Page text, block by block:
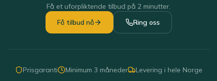
Få et uforpliktende tilbud på 2 minutter.
Få tilbud nå
Ring oss
Prisgaranti Minimum 3 måneder Levering i hele Norge